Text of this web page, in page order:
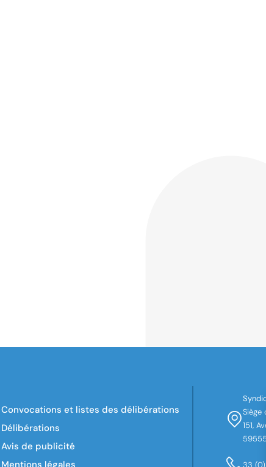
Convocations et listes des délibérations
Délibérations
Avis de publicité
Siège
151,
33